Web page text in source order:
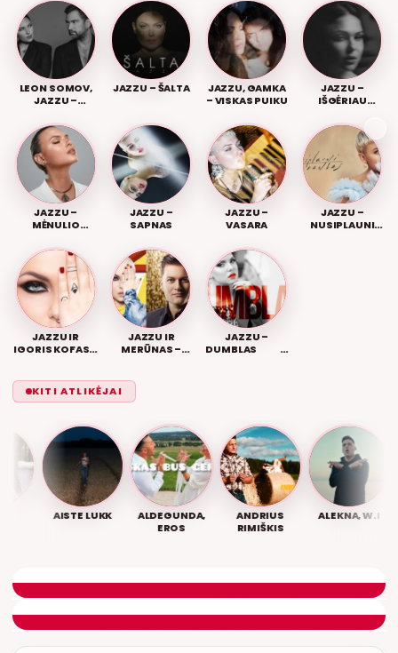
LEON SOMOV,
JAZZU –
TAMSOJ
JAZZU – ŠALTA
JAZZU, GAMKA
– VISKAS PUIKU
JAZZU –
IŠGĖRIAU
JAZZU –
MĖNULIO
JAZZU –
SAPNAS
JAZZU –
VASARA
JAZZU –
NUSIPLAUNI
JAZZU IR
IGORIS KOFAS –
JAZZU IR
MERŪNAS –
JAZZU –
DUMBLAS
KITI ATLIKĖJAI
AISTE LUKK
ALDEGUNDA,
EROS
ANDRIUS
RIMIŠKIS
ALEKNA, W.I